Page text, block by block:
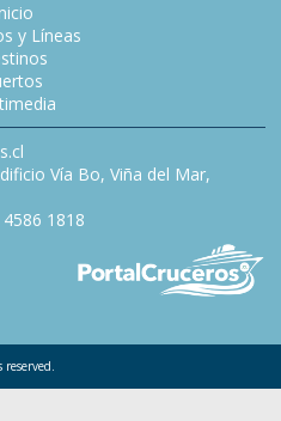
y Líneas
Vía Bo, Viña del Mar,
4586 1818